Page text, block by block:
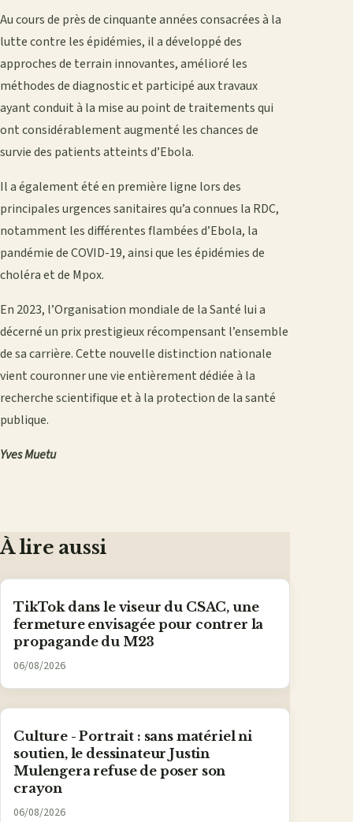
Au cours de près de cinquante années consacrées à la
lutte contre les épidémies, il a développé des
approches de terrain innovantes, amélioré les
méthodes de diagnostic et participé aux travaux
ayant conduit à la mise au point de traitements qui
ont considérablement augmenté les chances de
survie des patients atteints d’Ebola.
Il a également été en première ligne lors des
principales urgences sanitaires qu’a connues la RDC,
notamment les différentes flambées d’Ebola, la
pandémie de COVID-19, ainsi que les épidémies de
choléra et de Mpox.
En 2023, l’Organisation mondiale de la Santé lui a
décerné un prix prestigieux récompensant l’ensemble
de sa carrière. Cette nouvelle distinction nationale
vient couronner une vie entièrement dédiée à la
recherche scientifique et à la protection de la santé
publique.
Yves Muetu
À lire aussi
TikTok dans le viseur du CSAC, une
fermeture envisagée pour contrer la
propagande du M23
06/08/2026
Culture - Portrait : sans matériel ni
soutien, le dessinateur Justin
Mulengera refuse de poser son
crayon
06/08/2026